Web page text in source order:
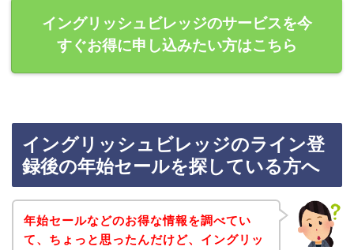
イングリッシュビレッジのサービスを今
すぐお得に申し込みたい方はこちら
イングリッシュビレッジのライン登
録後の年始セールを探している方へ
年始セールなどのお得な情報を調べてい
て、ちょっと思ったんだけど、イングリッ